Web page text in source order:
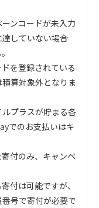
ンコードが未入力
していない場合
を登録されている
算対象外となりま
プラスが貯まる各
でのお支払いはキ
付のみ、キャンペ
付は可能ですが、
号で寄付が必要で